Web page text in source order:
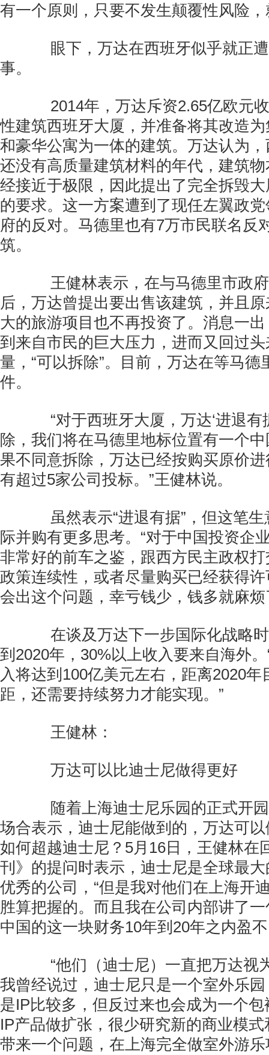
有一个原则，只要不发生颠覆性风险
眼下，万达在西班牙似乎就正遭
事。
2014年，万达斥资2.65亿欧元收
性建筑西班牙大厦，并准备将其改造
和豪华公寓为一体的建筑。万达认为
还没有高质量建筑材料的年代，建筑
经接近于极限，因此提出了完全拆毁
的要求。这一方案遭到了现任左翼政
府的反对。马德里也有7万市民联名反
筑。
王健林表示，在与马德里市政府
后，万达曾提出要出售该建筑，并且
大的旅游项目也不再投资了。消息一
到来自市民的巨大压力，进而又回过
量，“可以拆除”。目前，万达在等马德
件。
“对于西班牙大厦，万达‘进退有
除，我们将在马德里地标位置有一个
果不同意拆除，万达已经按购买原价
有超过5家公司投标。”王健林说。
虽然表示“进退有据”，但这笔生
际并购有更多思考。“对于中国投资企
非常好的前车之鉴，跟西方民主政权
政策连续性，或者尽量购买已经获得
会出这个问题，幸亏钱少，钱多就麻烦
在谈及万达下一步国际化战略时
到2020年，30%以上收入要来自海外
入将达到100亿美元左右，距离2020年
距，还需要持续努力才能实现。”
王健林：
万达可以比迪士尼做得更好
随着上海迪士尼乐园的正式开园
场合表示，迪士尼能做到的，万达可
如何超越迪士尼？5月16日，王健林在
刊》的提问时表示，迪士尼是全球最
优秀的公司，“但是我对他们在上海开
胜算把握的。而且我在公司内部讲了
中国的这一块财务10年到20年之内盈
“他们（迪士尼）一直把万达视
我曾经说过，迪士尼只是一个室外乐
是IP比较多，但反过来也会成为一个
IP产品做扩张，很少研究新的商业模
带来一个问题，在上海完全做室外游